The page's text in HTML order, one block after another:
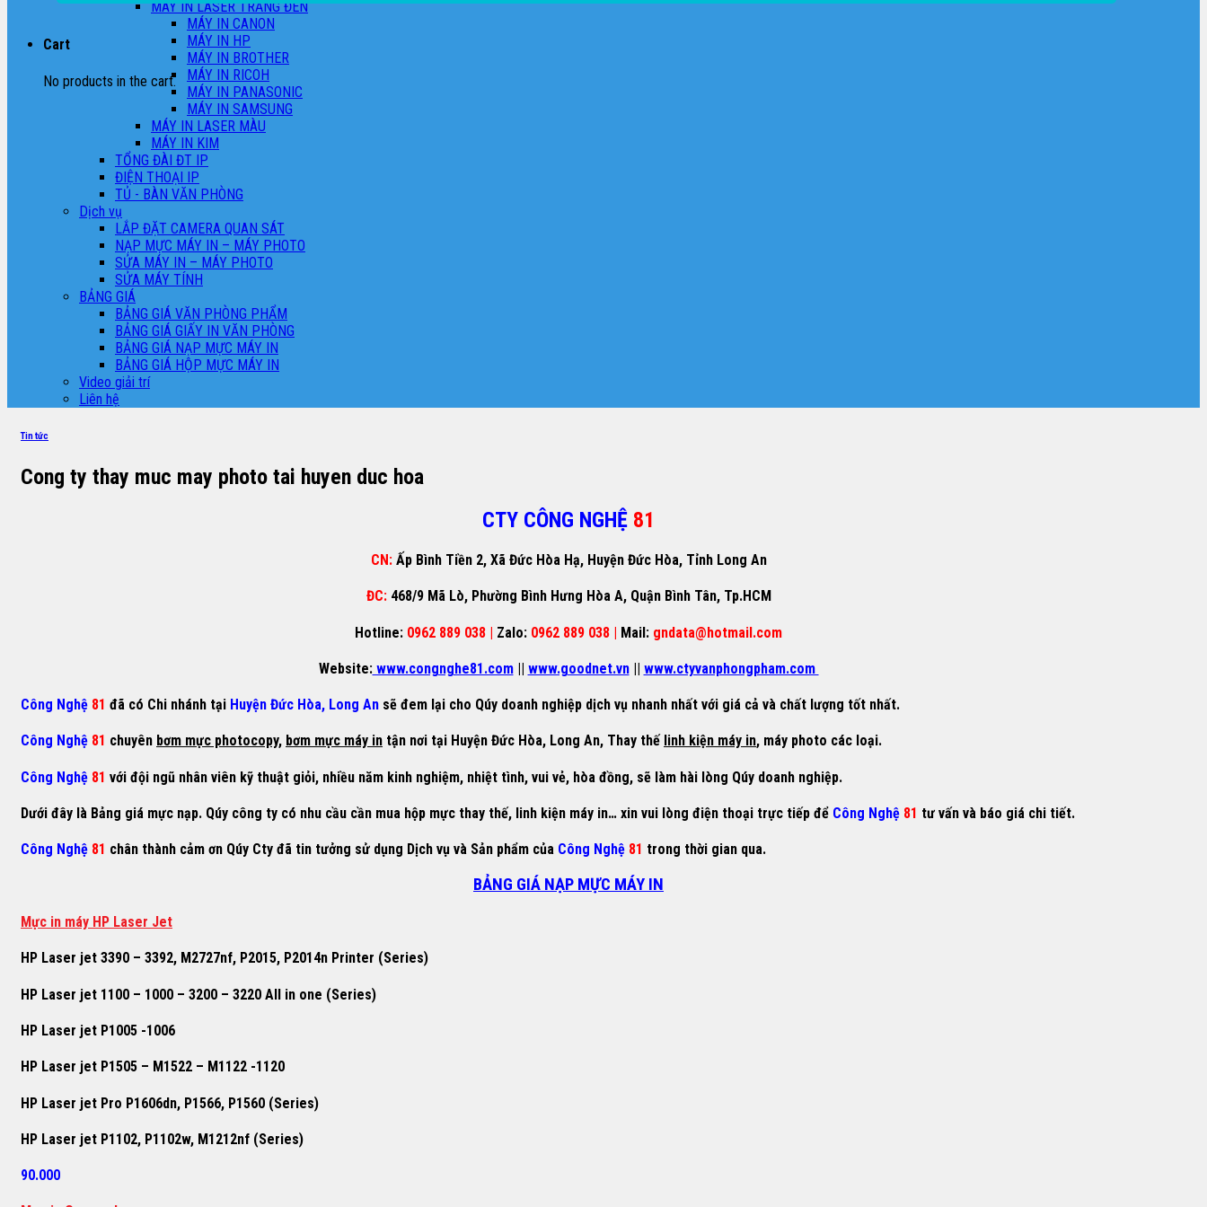
Cart
No products in the cart.
MÁY IN LASER TRẮNG ĐEN
MÁY IN CANON
MÁY IN HP
MÁY IN BROTHER
MÁY IN RICOH
MÁY IN PANASONIC
MÁY IN SAMSUNG
MÁY IN LASER MÀU
MÁY IN KIM
TỔNG ĐÀI ĐT IP
ĐIỆN THOẠI IP
TỦ - BÀN VĂN PHÒNG
Dịch vụ
LẮP ĐẶT CAMERA QUAN SÁT
NẠP MỰC MÁY IN – MÁY PHOTO
SỬA MÁY IN – MÁY PHOTO
SỬA MÁY TÍNH
BẢNG GIÁ
BẢNG GIÁ VĂN PHÒNG PHẨM
BẢNG GIÁ GIẤY IN VĂN PHÒNG
BẢNG GIÁ NẠP MỰC MÁY IN
BẢNG GIÁ HỘP MỰC MÁY IN
Video giải trí
Liên hệ
Tin tức
Cong ty thay muc may photo tai huyen duc hoa
CTY CÔNG NGHỆ 81
CN: Ấp Bình Tiền 2, Xã Đức Hòa Hạ, Huyện Đức Hòa, Tỉnh Long An
ĐC: 468/9 Mã Lò, Phường Bình Hưng Hòa A, Quận Bình Tân, Tp.HCM
Hotline: 0962 889 038 | Zalo: 0962 889 038 | Mail: gndata@hotmail.com
Website:www.congnghe81.com || www.goodnet.vn || www.ctyvanphongpham.com
Công Nghệ 81 đã có Chi nhánh tại Huyện Đức Hòa, Long An sẽ đem lại cho Qúy doanh nghiệp dịch vụ nhanh nhất với giá cả và chất lượng tốt nhất.
Công Nghệ 81 chuyên bơm mực photocopy, bơm mực máy in tận nơi tại Huyện Đức Hòa, Long An, Thay thế linh kiện máy in, máy photo các loại.
Công Nghệ 81 với đội ngũ nhân viên kỹ thuật giỏi, nhiều năm kinh nghiệm, nhiệt tình, vui vẻ, hòa đồng, sẽ làm hài lòng Qúy doanh nghiệp.
Dưới đây là Bảng giá mực nạp. Qúy công ty có nhu cầu cần mua hộp mực thay thế, linh kiện máy in… xin vui lòng điện thoại trực tiếp để Công Nghệ 81 tư vấn và báo giá chi tiết.
Công Nghệ 81 chân thành cảm ơn Qúy Cty đã tin tưởng sử dụng Dịch vụ và Sản phẩm của Công Nghệ 81 trong thời gian qua.
BẢNG GIÁ NẠP MỰC MÁY IN
Mực in máy HP Laser Jet
HP Laser jet 3390 – 3392, M2727nf, P2015, P2014n Printer (Series)
HP Laser jet 1100 – 1000 – 3200 – 3220 All in one (Series)
HP Laser jet P1005 -1006
HP Laser jet P1505 – M1522 – M1122 -1120
HP Laser jet Pro P1606dn, P1566, P1560 (Series)
HP Laser jet P1102, P1102w, M1212nf (Series)
90.000